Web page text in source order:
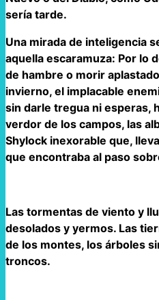
sería tarde.
Una mirada de inteligencia
aquella escaramuza: Por lo
de hambre o morir
invierno, el implacable
sin darle tregua ni esperas,
verdor de los campos, las
Shylock inexorable que,
que encontraba al paso
Las tormentas de viento y
desolados y yermos. Las
de los montes, los árboles
troncos.